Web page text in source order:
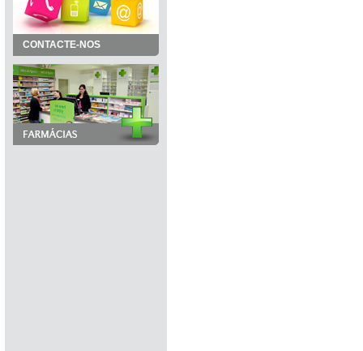
CONTACTE-NOS